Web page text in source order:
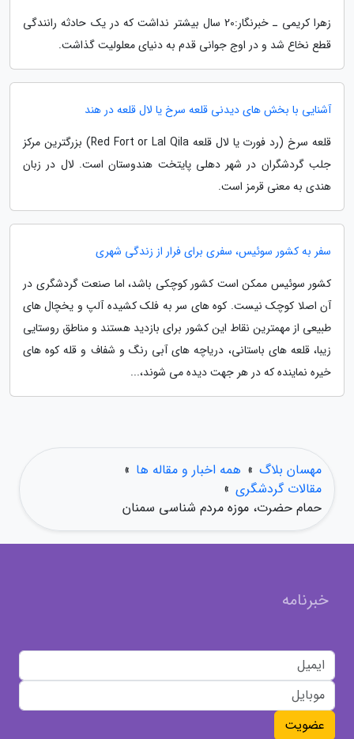
زهرا کریمی ـ خبرنگار:20 سال بیشتر نداشت که در یک حادثه رانندگی
قطع نخاع شد و در اوج جوانی قدم به دنیای معلولیت گذاشت.
آشنایی با بخش های دیدنی قلعه سرخ یا لال قلعه در هند
قلعه سرخ (رد فورت یا لال قلعه Red Fort or Lal Qila) بزرگترین مرکز
جلب گردشگران در شهر دهلی پایتخت هندوستان است. لال در زبان
هندی به معنی قرمز است.
سفر به کشور سوئیس، سفری برای فرار از زندگی شهری
کشور سوئیس ممکن است کشور کوچکی باشد، اما صنعت گردشگری در
آن اصلا کوچک نیست. کوه های سر به فلک کشیده آلپ و یخچال های
طبیعی از مهمترین نقاط این کشور برای بازدید هستند و مناطق روستایی
زیبا، قلعه های باستانی، دریاچه های آبی رنگ و شفاف و قله کوه های
خیره نماینده که در هر جهت دیده می شوند،...
مهسان بلاگ » همه اخبار و مقاله ها »
مقالات گردشگری »
حمام حضرت، موزه مردم شناسی سمنان
خبرنامه
عضویت